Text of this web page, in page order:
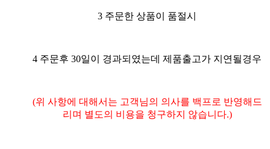
3 주문한 상품이 품절시
4 주문후 30일이 경과되였는데 제품출고가 지연될경우
(위 사항에 대해서는 고객님의 의사를 백프로 반영해드
리며 별도의 비용을 청구하지 않습니다.)